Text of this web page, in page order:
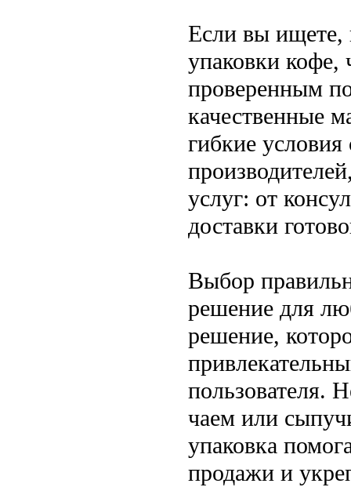
Если вы ищете,
упаковки кофе,
проверенным
качественные
гибкие
услуг: от
доставки
Выбор
решение для
решение,
пользователя.
чаем или
упаковка
продажи и